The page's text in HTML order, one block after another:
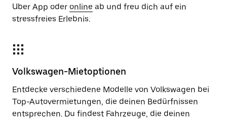
Uber App oder online ab und freu dich auf ein
stressfreies Erlebnis.
Volkswagen-Mietoptionen
Entdecke verschiedene Modelle von Volkswagen bei
Top-Autovermietungen, die deinen Bedürfnissen
entsprechen. Du findest Fahrzeuge, die deinen